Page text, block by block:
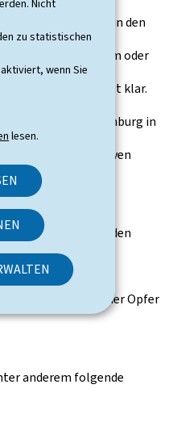
Nicht
zu statistischen
wenn Sie
lesen.
im Alltag und in den
zu Wohnraum oder
Unser Ziel ist klar.
Familie in Luxemburg in
Zukunftsperspektiven
Maßnahmen in den
Wohnen sowie
Unterstützung der Opfer
anderem folgende